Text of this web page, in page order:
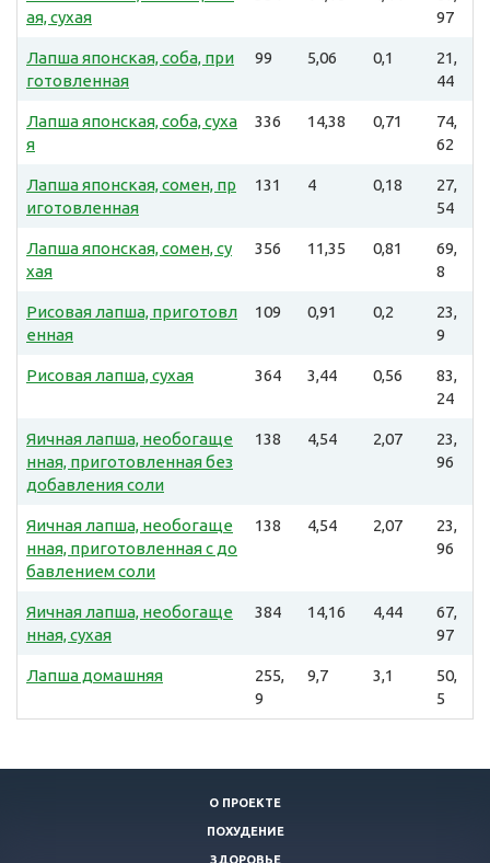
ая, сухая
97
Лапша японская, соба, при
готовленная
99 5,06 0,1
21,
44
Лапша японская, соба, суха
я
336 14,38 0,71
74,
62
Лапша японская, сомен, пр
иготовленная
131 4 0,18
27,
54
Лапша японская, сомен, су
хая
356 11,35 0,81
69,
8
Рисовая лапша, приготовл
енная
109 0,91 0,2
23,
9
Рисовая лапша, сухая 364 3,44 0,56
83,
24
Яичная лапша, необогаще
нная, приготовленная без
добавления соли
138 4,54 2,07
23,
96
Яичная лапша, необогаще
нная, приготовленная с до
бавлением соли
138 4,54 2,07
23,
96
Яичная лапша, необогаще
нная, сухая
384 14,16 4,44
67,
97
Лапша домашняя
255,
9
9,7 3,1
50,
5
О ПРОЕКТЕ
ПОХУДЕНИЕ
ЗДОРОВЬЕ